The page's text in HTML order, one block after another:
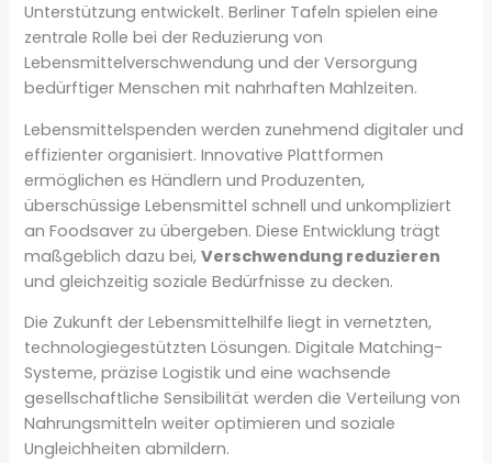
Unterstützung entwickelt. Berliner Tafeln spielen eine
zentrale Rolle bei der Reduzierung von
Lebensmittelverschwendung und der Versorgung
bedürftiger Menschen mit nahrhaften Mahlzeiten.
Lebensmittelspenden werden zunehmend digitaler und
effizienter organisiert. Innovative Plattformen
ermöglichen es Händlern und Produzenten,
überschüssige Lebensmittel schnell und unkompliziert
an Foodsaver zu übergeben. Diese Entwicklung trägt
maßgeblich dazu bei,Verschwendung reduzieren
und gleichzeitig soziale Bedürfnisse zu decken.
Die Zukunft der Lebensmittelhilfe liegt in vernetzten,
technologiegestützten Lösungen. Digitale Matching-
Systeme, präzise Logistik und eine wachsende
gesellschaftliche Sensibilität werden die Verteilung von
Nahrungsmitteln weiter optimieren und soziale
Ungleichheiten abmildern.